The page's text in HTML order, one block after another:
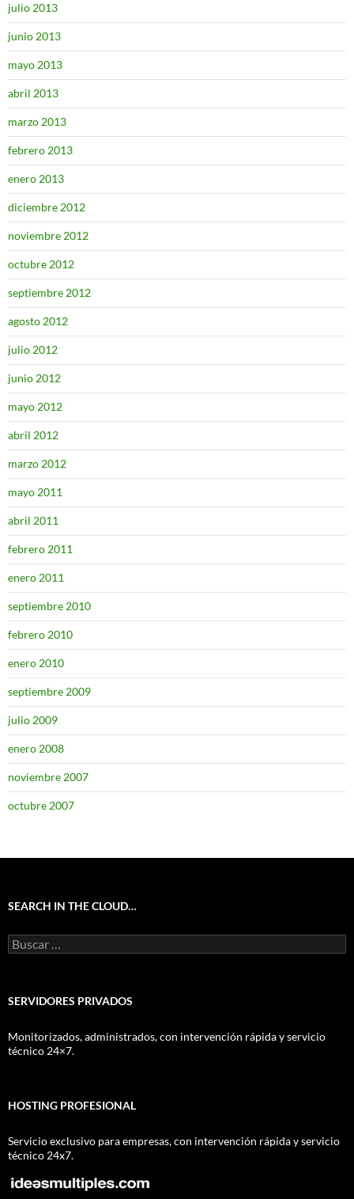
julio 2013
junio 2013
mayo 2013
abril 2013
marzo 2013
febrero 2013
enero 2013
diciembre 2012
noviembre 2012
octubre 2012
septiembre 2012
agosto 2012
julio 2012
junio 2012
mayo 2012
abril 2012
marzo 2012
mayo 2011
abril 2011
febrero 2011
enero 2011
septiembre 2010
febrero 2010
enero 2010
septiembre 2009
julio 2009
enero 2008
noviembre 2007
octubre 2007
SEARCH IN THE CLOUD…
Buscar:
SERVIDORES PRIVADOS
Monitorizados, administrados, con intervención rápida y servicio
técnico 24×7.
HOSTING PROFESIONAL
Servicio exclusivo para empresas, con intervención rápida y servicio
técnico 24x7.